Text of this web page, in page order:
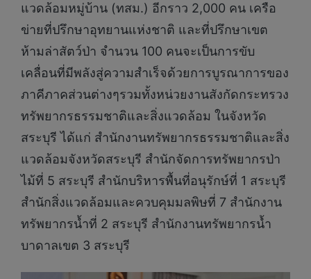
แวดล้อมหมู่บ้าน (ทสม.) อีกราว 2,000 คน เครือ
ข่ายที่ปรึกษาอุทยานแห่งชาติ และที่ปรึกษาเขต
ห้ามล่าสัตว์ป่า จำนวน 100 คนจะเป็นการขับ
เคลื่อนที่มีพลังสู่ความสำเร็จด้วยการบูรณาการของ
ภาคีภาคส่วนต่างๆรวมทั้งหน่วยงานสังกัดกระทรวง
ทรัพยากรธรรมชาติและสิ่งแวดล้อม ในจังหวัด
สระบุรี ได้แก่ สำนักงานทรัพยากรธรรมชาติและสิ่ง
แวดล้อมจังหวัดสระบุรี สำนักจัดการทรัพยากรป่า
ไม้ที่ 5 สระบุรี สำนักบริหารพื้นที่อนุรักษ์ที่ 1 สระบุรี
สำนักสิ่งแวดล้อมและควบคุมมลพิษที่ 7 สำนักงาน
ทรัพยากรน้ำที่ 2 สระบุรี สำนักงานทรัพยากรน้ำ
บาดาลเขต 3 สระบุรี